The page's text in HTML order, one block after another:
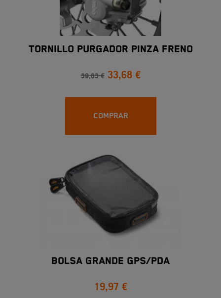
TORNILLO PURGADOR PINZA FRENO
39,63 € 33,68 €
COMPRAR
BOLSA GRANDE GPS/PDA
19,97 €